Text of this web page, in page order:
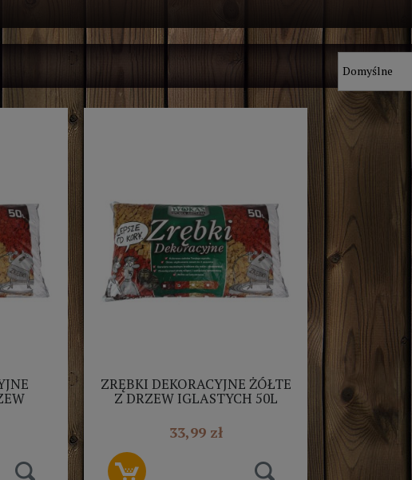
ZRĘBKI DEKORACYJNE ŻÓŁTE
Z DRZEW IGLASTYCH 50L
33,99 zł